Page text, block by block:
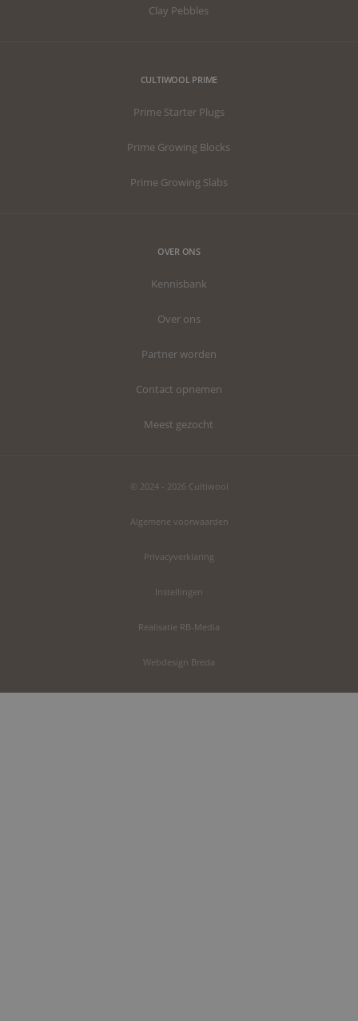
Clay Pebbles
CULTIWOOL PRIME
Prime Starter Plugs
Prime Growing Blocks
Prime Growing Slabs
OVER ONS
Kennisbank
Over ons
Partner worden
Contact opnemen
Meest gezocht
© 2024 - 2026 Cultiwool
Algemene voorwaarden
Privacyverklaring
Instellingen
Realisatie RB-Media
Webdesign Breda